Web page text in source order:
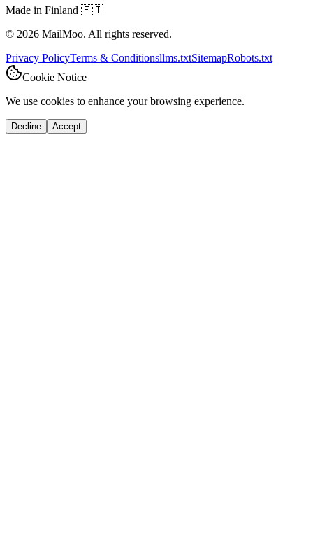
Made in Finland 🇫🇮
© 2026 MailMoo. All rights reserved.
Privacy PolicyTerms & Conditionsllms.txtSitemapRobots.txt
Cookie Notice
We use cookies to enhance your browsing experience.
Decline Accept